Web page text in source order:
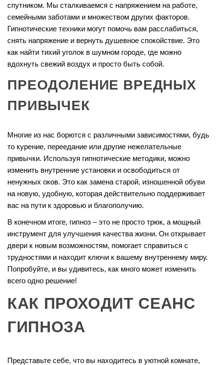
спутником. Мы сталкиваемся с напряжением на работе,
семейными заботами и множеством других факторов.
Гипнотические техники могут помочь вам расслабиться,
снять напряжение и вернуть душевное спокойствие. Это
как найти тихий уголок в шумном городе, где можно
вдохнуть свежий воздух и просто быть собой.
ПРЕОДОЛЕНИЕ ВРЕДНЫХ
ПРИВЫЧЕК
Многие из нас борются с различными зависимостями, будь
то курение, переедание или другие нежелательные
привычки. Используя гипнотические методики, можно
изменить внутренние установки и освободиться от
ненужных оков. Это как замена старой, изношенной обуви
на новую, удобную, которая действительно поддерживает
вас на пути к здоровью и благополучию.
В конечном итоге, гипноз – это не просто трюк, а мощный
инструмент для улучшения качества жизни. Он открывает
двери к новым возможностям, помогает справиться с
трудностями и находит ключи к вашему внутреннему миру.
Попробуйте, и вы удивитесь, как много может изменить
всего одно решение!
КАК ПРОХОДИТ СЕАНС
ГИПНОЗА
Представьте себе, что вы находитесь в уютной комнате,